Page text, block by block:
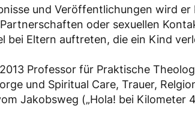
und Veröffentlichungen wird
oder sexuellen
bei Eltern auftreten, die ein Kind
Professor für Praktische
und Spiritual Care, Trauer,
Jakobsweg („Hola! bei Kilometer